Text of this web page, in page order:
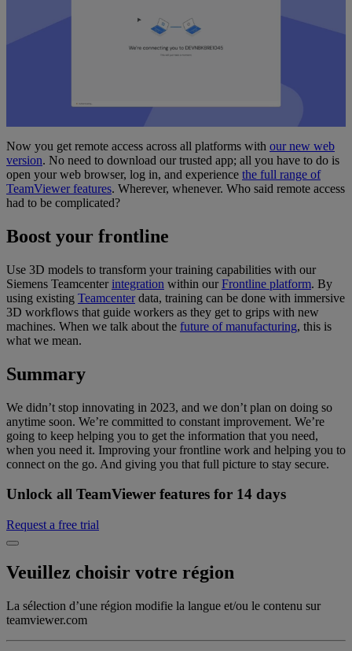
Now you get remote access across all platforms with our new web
version. No need to download our trusted app; all you have to do is
open your web browser, log in, and experience the full range of
TeamViewer features. Wherever, whenever. Who said remote access
had to be complicated?
Boost your frontline
Use 3D models to transform your training capabilities with our
Siemens Teamcenter integration within ourFrontline platform. By
using existing Teamcenterdata, training can be done with immersive
3D workflows that guide workers as they get to grips with new
machines. When we talk about the future of manufacturing, this is
what we mean.
Summary
We didn’t stop innovating in 2023, and we don’t plan on doing so
anytime soon. We’re committed to constant improvement. We’re
going to keep helping you to get the information that you need,
when you need it. Improving your frontline work and helping you to
connect on the go. And giving you that full picture to stay secure.
Unlock all TeamViewer features for 14 days
Request a free trial
Veuillez choisir votre région
La sélection d’une région modifie la langue et/ou le contenu sur
teamviewer.com